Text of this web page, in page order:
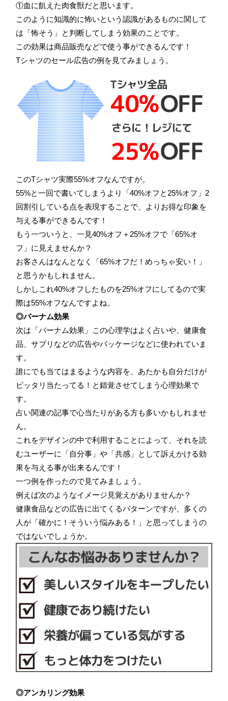
①血に飢えた肉食獣だと思います。
このように知識的に怖いという認識があるものに関して
は「怖そう」と判断してしまう効果のことです。
この効果は商品販売などで使う事ができるんです！
Tシャツのセール広告の例を見てみましょう。
このTシャツ実際55%オフなんですが。
55%と一回で書いてしまうより「40%オフと25%オフ」2
回割引している点を表現することで、よりお得な印象を
与える事ができるんです！
もう一ついうと、一見40%オフ＋25%オフで「65%オ
フ」に見えませんか？
お客さんはなんとなく「65%オフだ！めっちゃ安い！」
と思うかもしれません。
しかしこれ40%オフしたものを25%オフにしてるので実
際は55%オフなんですよね。
◎バーナム効果
次は「バーナム効果」この心理学はよく占いや、健康食
品、サプリなどの広告やパッケージなどに使われていま
す。
誰にでも当てはまるような内容を、あたかも自分だけが
ピッタリ当たってる！と錯覚させてしまう心理効果で
す。
占い関連の記事で心当たりがある方も多いかもしれませ
ん。
これをデザインの中で利用することによって、それを読
むユーザーに「自分事」や「共感」として訴えかける効
果を与える事が出来るんです！
一つ例を作ったので見てみましょう。
例えば次のようなイメージ見覚えがありませんか？
健康食品などの広告に出てくるパターンですが、多くの
人が「確かに！そういう悩みある！」と思ってしまうの
ではないでしょうか。
◎アンカリング効果